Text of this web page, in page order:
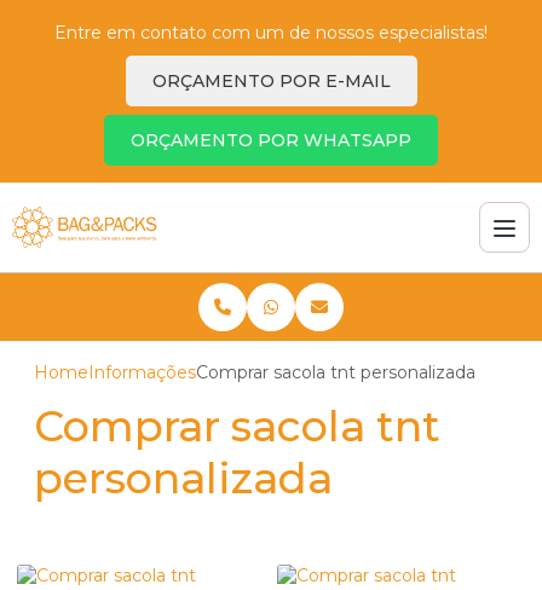
Entre em contato com um de nossos especialistas!
ORÇAMENTO POR E-MAIL
ORÇAMENTO POR WHATSAPP
Home InformaçõesComprar sacola tnt personalizada
Comprar sacola tnt
personalizada